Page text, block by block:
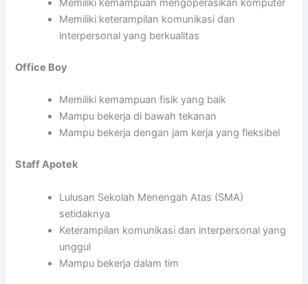
Memiliki kemampuan mengoperasikan komputer
Memiliki keterampilan komunikasi dan
interpersonal yang berkualitas
Office Boy
Memiliki kemampuan fisik yang baik
Mampu bekerja di bawah tekanan
Mampu bekerja dengan jam kerja yang fleksibel
Staff Apotek
Lulusan Sekolah Menengah Atas (SMA)
setidaknya
Keterampilan komunikasi dan interpersonal yang
unggul
Mampu bekerja dalam tim